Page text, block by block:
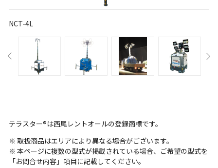
NCT-4L
テラスター®は西尾レントオールの登録商標です。
※ 取扱商品はエリアにより異なる場合がございます。
※ 本ページに複数の型式が掲載されている場合、ご希望の型式を
「お問合せ内容」項目に記載してください。